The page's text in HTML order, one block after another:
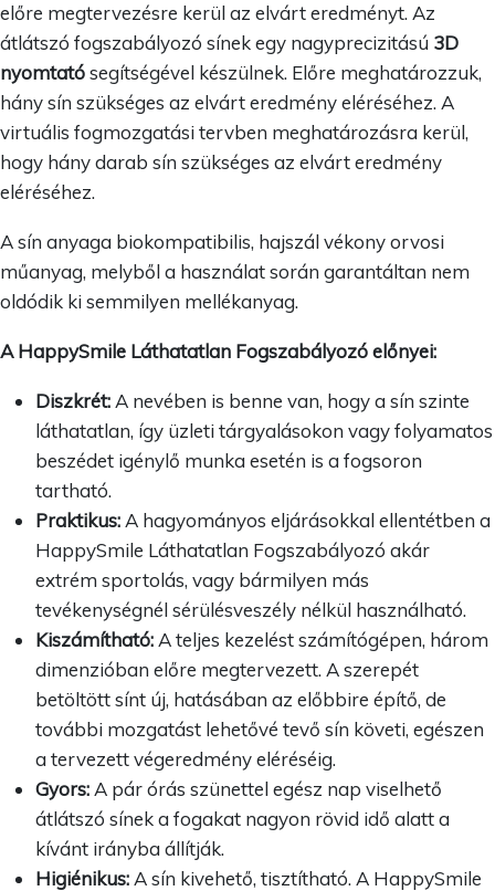
előre megtervezésre kerül az elvárt eredményt. Az
átlátszó fogszabályozó sínek egy nagyprecizitású 3D
nyomtatósegítségével készülnek. Előre meghatározzuk,
hány sín szükséges az elvárt eredmény eléréséhez. A
virtuális fogmozgatási tervben meghatározásra kerül,
hogy hány darab sín szükséges az elvárt eredmény
eléréséhez.
A sín anyaga biokompatibilis, hajszál vékony orvosi
műanyag, melyből a használat során garantáltan nem
oldódik ki semmilyen mellékanyag.
A HappySmile Láthatatlan Fogszabályozó előnyei:
Diszkrét: A nevében is benne van, hogy a sín szinte
láthatatlan, így üzleti tárgyalásokon vagy folyamatos
beszédet igénylő munka esetén is a fogsoron
tartható.
Praktikus: A hagyományos eljárásokkal ellentétben a
HappySmile Láthatatlan Fogszabályozó akár
extrém sportolás, vagy bármilyen más
tevékenységnél sérülésveszély nélkül használható.
Kiszámítható: A teljes kezelést számítógépen, három
dimenzióban előre megtervezett. A szerepét
betöltött sínt új, hatásában az előbbire építő, de
további mozgatást lehetővé tevő sín követi, egészen
a tervezett végeredmény eléréséig.
Gyors: A pár órás szünettel egész nap viselhető
átlátszó sínek a fogakat nagyon rövid idő alatt a
kívánt irányba állítják.
Higiénikus: A sín kivehető, tisztítható. A HappySmile